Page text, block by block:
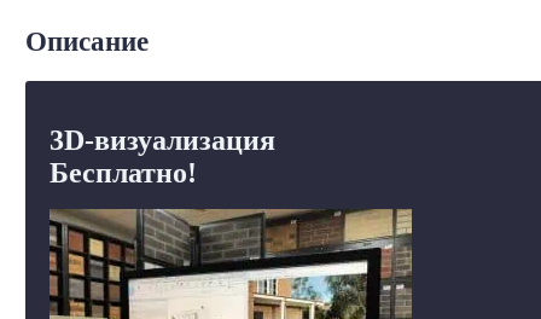
Описание
3D-визуализация
Бесплатно!